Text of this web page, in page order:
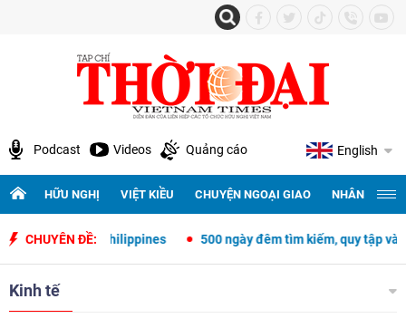
Podcast Videos Quảng cáo English
HỮU NGHỊ VIỆT KIỀU CHUYỆN NGOẠI GIAO NHÂN
CHUYÊN ĐỀ:
- Philippines 500 ngày đêm tìm kiếm, quy tập và xác định
Kinh tế